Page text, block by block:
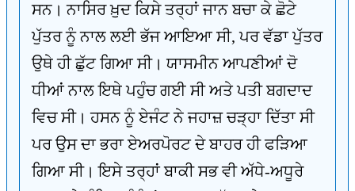
ਸਨ। ਨਾਸਿਰ ਖ਼ੁਦ ਕਿਸੇ ਤਰ੍ਹਾਂ ਜਾਨ ਬਚਾ ਕੇ ਛੋਟੇ
ਪੁੱਤਰ ਨੂੰ ਨਾਲ ਲਈ ਭੱਜ ਆਇਆ ਸੀ, ਪਰ ਵੱਡਾ ਪੁੱਤਰ
ਉਥੇ ਹੀ ਛੁੱਟ ਗਿਆ ਸੀ। ਯਾਸਮੀਨ ਆਪਣੀਆਂ ਦੋ
ਧੀਆਂ ਨਾਲ ਇਥੇ ਪਹੁੰਚ ਗਈ ਸੀ ਅਤੇ ਪਤੀ ਬਗਦਾਦ
ਵਿਚ ਸੀ। ਹਸਨ ਨੂੰ ਏਜੰਟ ਨੇ ਜਹਾਜ਼ ਚੜ੍ਹਾ ਦਿੱਤਾ ਸੀ
ਪਰ ਉਸ ਦਾ ਭਰਾ ਏਅਰਪੋਰਟ ਦੇ ਬਾਹਰ ਹੀ ਫੜਿਆ
ਗਿਆ ਸੀ। ਇਸੇ ਤਰ੍ਹਾਂ ਬਾਕੀ ਸਭ ਵੀ ਅੱਧੇ-ਅਧੂਰੇ